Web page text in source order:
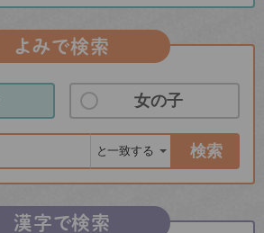
よみで検索
女の子
検索
漢字で検索